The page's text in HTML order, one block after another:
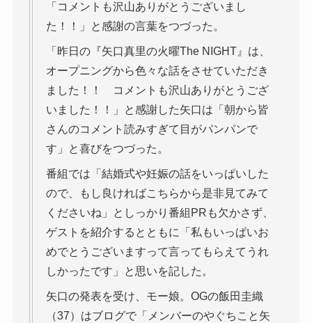
「コメントも沢山ありがとうございまし
た！！」と感謝の言葉をつづった。
「昨日の『矢口真里の火曜The NIGHT』は、
オープニングから色々な話をさせていただき
ました！！ コメントも沢山ありがとうござ
いました！！」と感謝した矢口は「朝から皆
さんのコメント読みすぎて目がパンパンで
す」と喜びをつづった。
番組では「結婚式や妊娠の話をいっぱいした
ので、もし良ければこちらから是非見てみて
くださいね」としっかり番組PRも欠かさず、
ゲストを紹介するとともに「私もいっぱいお
めでとうございますって言ってもらえてうれ
しかったです」と思いを記した。
矢口の発表を受け、モー娘。OGの飯田圭織
（37）はブログで「メンバーのやぐちこと矢